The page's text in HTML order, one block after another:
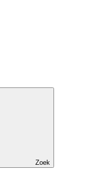
Zoek